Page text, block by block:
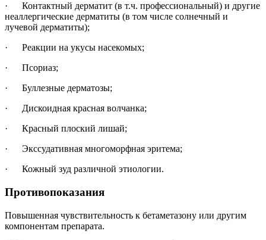
· Контактный дерматит (в т.ч. профессиональный) и другие
неаллергические дерматиты (в том числе солнечный и
лучевой дерматиты);
· Реакции на укусы насекомых;
· Псориаз;
· Буллезные дерматозы;
· Дискоидная красная волчанка;
· Красный плоский лишай;
· Экссудативная многоморфная эритема;
· Кожный зуд различной этиологии.
Противопоказания
Повышенная чувствительность к бетаметазону или другим
компонентам препарата.